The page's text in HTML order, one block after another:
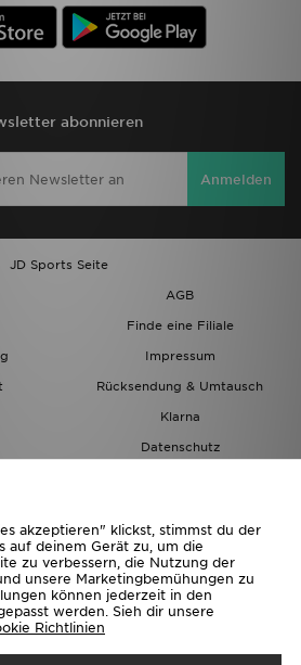
abonnieren
Anmelden
JD Sports Seite
AGB
Finde eine Filiale
Impressum
Rücksendung & Umtausch
Klarna
Datenschutz
Lieferung Nach
akzeptieren" klickst, stimmst du der
auf deinem Gerät zu, um die
zu verbessern, die Nutzung der
unsere Marketingbemühungen zu
können jederzeit in den
werden. Sieh dir unsere
Richtlinien